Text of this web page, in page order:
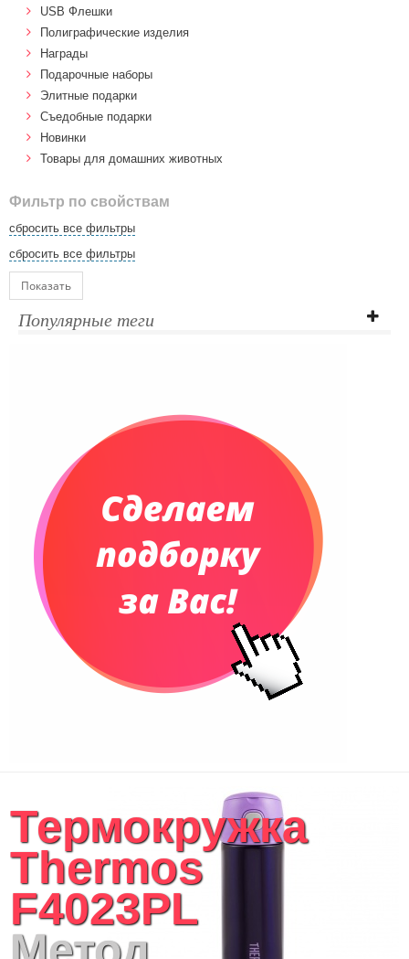
USB Флешки
Полиграфические изделия
Награды
Подарочные наборы
Элитные подарки
Cъедобные подарки
Новинки
Товары для домашних животных
Фильтр по свойствам
сбросить все фильтры
сбросить все фильтры
Показать
Популярные теги
Термокружка
Thermos
F4023PL